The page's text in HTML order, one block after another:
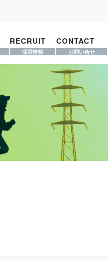
RECRUIT
採用情報
CONTACT
お問い合せ